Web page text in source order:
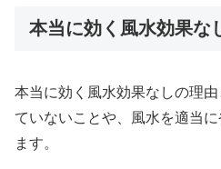
本当に効く風水効果な
本当に効く風水効果なしの理
ていないことや、風水を適当
ます。